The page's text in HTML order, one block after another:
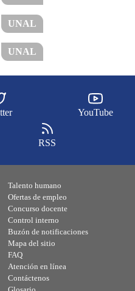
UNAL
UNAL
YouTube
RSS
Talento humano
Ofertas de empleo
Concurso docente
Control interno
Buzón de notificaciones
Mapa del sitio
FAQ
Atención en línea
Contáctenos